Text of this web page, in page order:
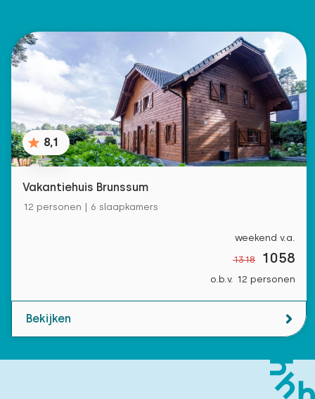
8,1
Vakantiehuis Brunssum
12 personen | 6 slaapkamers
weekend v.a.
1318 1058
o.b.v. 12 personen
Bekijken